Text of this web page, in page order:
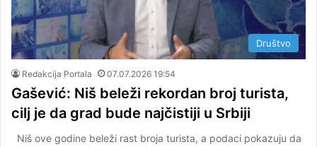
Društvo
Redakcija Portala 07.07.2026 19:54
Gašević: Niš beleži rekordan broj turista,
cilj je da grad bude najčistiji u Srbiji
Niš ove godine beleži rast broja turista, a podaci pokazuju da